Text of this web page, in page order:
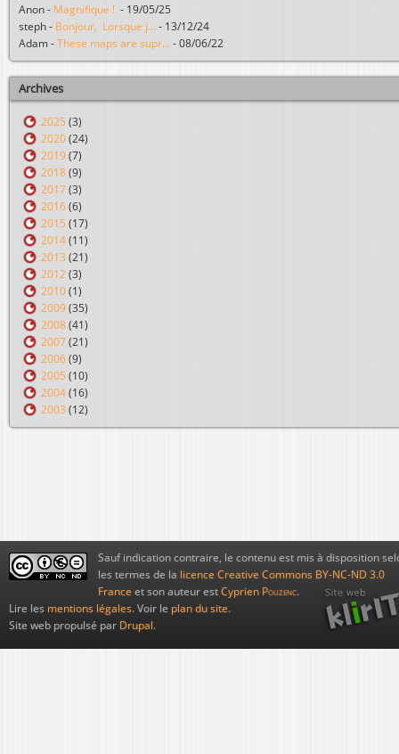
Anon - Magnifique ! - 19/05/25
steph - Bonjour, Lorsque j... - 13/12/24
Adam - These maps are supr... - 08/06/22
Archives
2025 (3)
2020 (24)
2019 (7)
2018 (9)
2017 (3)
2016 (6)
2015 (17)
2014 (11)
2013 (21)
2012 (3)
2010 (1)
2009 (35)
2008 (41)
2007 (21)
2006 (9)
2005 (10)
2004 (16)
2003 (12)
Sauf indication contraire, le contenu est mis à disposition
les termes de la licence Creative Commons BY-NC-ND 3.0
France et son auteur est Cyprien Pouzenc.
Lire les mentions légales. Voir le plan du site.
Site web propulsé par Drupal.